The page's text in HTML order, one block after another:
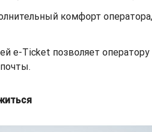
комфорт
e-Ticket позволяет